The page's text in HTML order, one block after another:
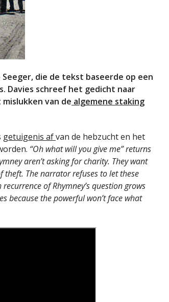
die de tekst baseerde op een
Davies schreef het gedicht naar
van de algemene staking
getuigenis afvan de hebzucht en het
“Oh what will you give me” returns
aren’t asking for charity. They want
The narrator refuses to let these
of Rhymney’s question grows
because the powerful won’t face what